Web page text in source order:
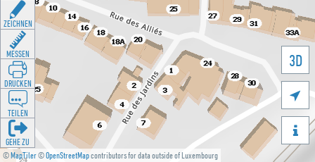
©MapTiler©OpenStreetMapcontributors for data outside of Luxembourg
3D


ZEICHNEN
MESSEN
DRUCKEN
TEILEN
GEHE ZU